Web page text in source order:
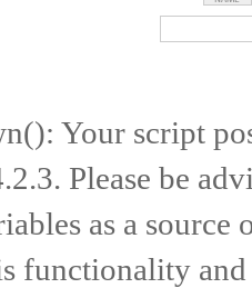
Your script
Please be
as a source
functionality